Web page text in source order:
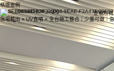
置。
探索更
高品質UV直噴
採用歐洲頂級UV直噴設備，支援多材質直接印製。
協助品牌在活動現場與展示空間中呈現更具吸引力
精選案例
查看所
展場輸出 × UV直噴 × 全台施工整合｜少量可做｜